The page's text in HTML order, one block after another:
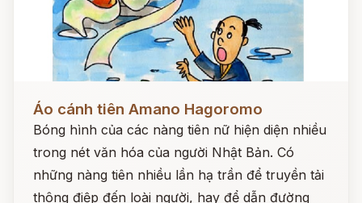
Đọc ngay
Áo cánh tiên Amano Hagoromo
Bóng hình của các nàng tiên nữ hiện diện nhiều
trong nét văn hóa của người Nhật Bản. Có
những nàng tiên nhiều lần hạ trần để truyền tải
thông điệp đến loài người, hay để dẫn đường